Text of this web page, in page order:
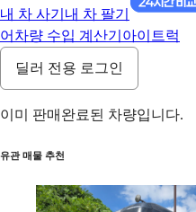
내 차 사기 내 차 팔기
어 차량 수입 계산기 아이트럭
딜러 전용 로그인
이미 판매완료된 차량입니다.
유관 매물 추천